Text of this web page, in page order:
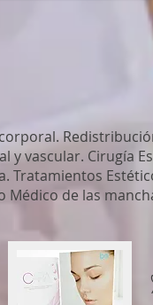
y vascular. Cirugía
Tratamientos
Médico de las